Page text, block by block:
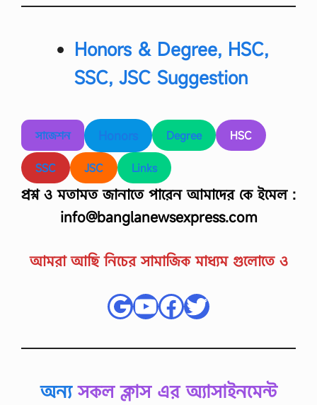
Honors & Degree, HSC,
SSC, JSC Suggestion
সাজেশন Honors Degree HSC
SSC JSC Links
প্রশ্ন ও মতামত জানাতে পারেন আমাদের কে ইমেল :
info@banglanewsexpress.com
আমরা আছি নিচের সামাজিক মাধ্যম গুলোতে ও
Google
YouTube
Facebook
Twitter
অন্যসকল ক্লাস এর অ্যাসাইনমেন্ট